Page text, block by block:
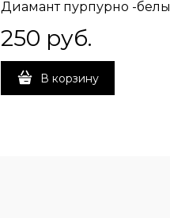
Диамант пурпурно -
250 руб.
В корзину